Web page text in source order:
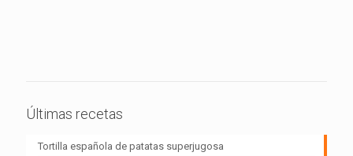
Últimas recetas
Tortilla española de patatas superjugosa